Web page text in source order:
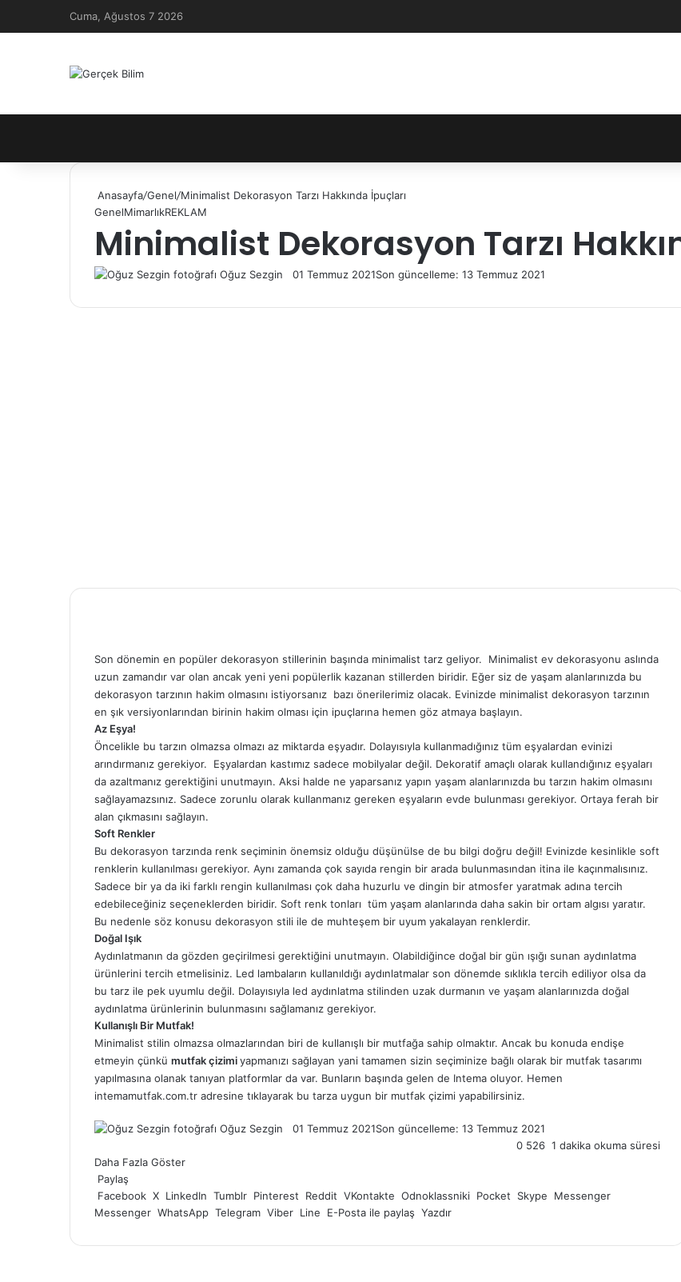
Cuma, Ağustos 7 2026
Anasayfa/Genel/Minimalist Dekorasyon Tarzı Hakkında İpuçları
GenelMimarlıkREKLAM
Minimalist Dekorasyon Tarzı
Oğuz Sezgin
Follow
X
Bir
posta
01 Temmuz 2021Son güncelleme: 13 Temmuz 2021
Son dönemin en popüler dekorasyon stillerinin başında minimalist tarz geliyor. Minimalist ev dekorasyonu aslında
uzun zamandır var olan ancak yeni yeni popülerlik kazanan stillerden biridir. Eğer siz de yaşam alanlarınızda bu
dekorasyon tarzının hakim olmasını istiyorsanız bazı önerilerimiz olacak. Evinizde minimalist dekorasyon tarzının
en şık versiyonlarından birinin hakim olması için ipuçlarına hemen göz atmaya başlayın.
Az Eşya!
Öncelikle bu tarzın olmazsa olmazı az miktarda eşyadır. Dolayısıyla kullanmadığınız tüm eşyalardan evinizi
arındırmanız gerekiyor. Eşyalardan kastımız sadece mobilyalar değil. Dekoratif amaçlı olarak kullandığınız eşyaları
da azaltmanız gerektiğini unutmayın. Aksi halde ne yaparsanız yapın yaşam alanlarınızda bu tarzın hakim olmasını
sağlayamazsınız. Sadece zorunlu olarak kullanmanız gereken eşyaların evde bulunması gerekiyor. Ortaya ferah bir
alan çıkmasını sağlayın.
Soft Renkler
Bu dekorasyon tarzında renk seçiminin önemsiz olduğu düşünülse de bu bilgi doğru değil! Evinizde kesinlikle soft
renklerin kullanılması gerekiyor. Aynı zamanda çok sayıda rengin bir arada bulunmasından itina ile kaçınmalısınız.
Sadece bir ya da iki farklı rengin kullanılması çok daha huzurlu ve dingin bir atmosfer yaratmak adına tercih
edebileceğiniz seçeneklerden biridir. Soft renk tonları tüm yaşam alanlarında daha sakin bir ortam algısı yaratır.
Bu nedenle söz konusu dekorasyon stili ile de muhteşem bir uyum yakalayan renklerdir.
Doğal Işık
Aydınlatmanın da gözden geçirilmesi gerektiğini unutmayın. Olabildiğince doğal bir gün ışığı sunan aydınlatma
ürünlerini tercih etmelisiniz. Led lambaların kullanıldığı aydınlatmalar son dönemde sıklıkla tercih ediliyor olsa da
bu tarz ile pek uyumlu değil. Dolayısıyla led aydınlatma stilinden uzak durmanın ve yaşam alanlarınızda doğal
aydınlatma ürünlerinin bulunmasını sağlamanız gerekiyor.
Kullanışlı Bir Mutfak!
Minimalist stilin olmazsa olmazlarından biri de kullanışlı bir mutfağa sahip olmaktır. Ancak bu konuda endişe
etmeyin çünkü mutfak çizimiyapmanızı sağlayan yani tamamen sizin seçiminize bağlı olarak bir mutfak tasarımı
yapılmasına olanak tanıyan platformlar da var. Bunların başında gelen de Intema oluyor. Hemen
intemamutfak.com.tr adresine tıklayarak bu tarza uygun bir mutfak çizimi yapabilirsiniz.
Oğuz Sezgin
Follow
Bir
01 Temmuz 2021Son güncelleme: 13 Temmuz 2021
0 526 1 dakika okuma süresi
Daha Fazla Göster
Paylaş
Facebook X LinkedIn Tumblr Pinterest Reddit VKontakte Odnoklassniki Pocket Skype
Messenger
Messenger WhatsApp Telegram Viber Line E-Posta ile paylaş Yazdır